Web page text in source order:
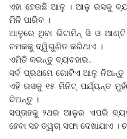
ଏହା ହେଉଛି ଆଳୁ । ଆଳୁ ରସକୁ
ମିଳି ପାରିବ ।
ଆଳୁରେ ଥିବା ଭିଟାମିନ୍‌ ସି ଓ
ଚମକକୁ ଦ୍ୱିଗୁଣିତ କରିଥାଏ ।
ଏମିତି କରନ୍ତୁ ବ୍ୟବହାର..
ସର୍ବ ପ୍ରଥମେ ଗୋଟିଏ ଆଳୁ ନିଅନ୍ତୁ
ଏହି ରସକୁ ୧୫ ମିନିଟ୍‌ ପର୍ଯ୍ୟନ୍ତ
ଦିଅନ୍ତୁ ।
ସପ୍ତାହକୁ ୨ଥର ଆଳୁର ଏପରି
ହେବା ସହ ତ୍ୱଚା ସଫା ଦେଖାଯାଏ